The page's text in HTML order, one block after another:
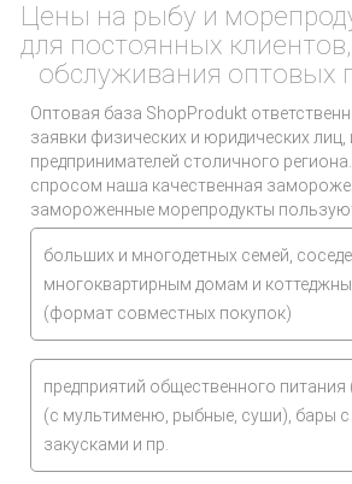
Цены на рыбу и
для постоянных
обслуживания оптовых
Оптовая база ShopProdukt
заявки физических и юридических лиц,
предпринимателей столичного
спросом наша качественная
замороженные морепродукты
больших и многодетных семей,
многоквартирным домам и
(формат совместных покупок)
предприятий общественного
(с мультименю, рыбные, суши), бары
закусками и пр.